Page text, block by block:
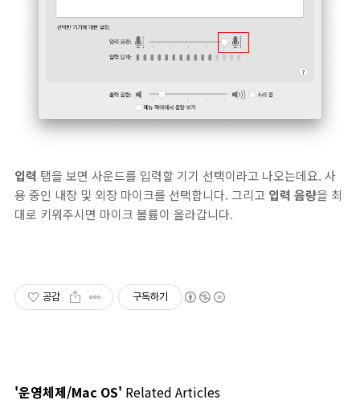
입력 탭을 보면 사운드를 입력할 기기 선택이라고 나오는데요. 사
용 중인 내장 및 외장 마이크를 선택합니다. 그리고 입력 음량을 최
대로 키워주시면 마이크 볼륨이 올라갑니다.
공감 구독하기
'운영체제/Mac OS' Related Articles